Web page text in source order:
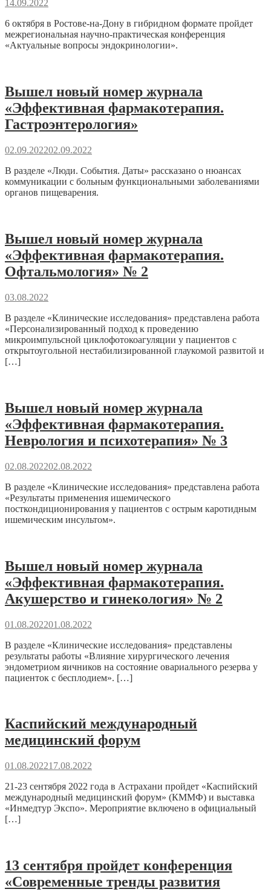
14.09.2022
6 октября в Ростове-на-Дону в гибридном формате пройдет
межрегиональная научно-практическая конференция
«Актуальные вопросы эндокринологии».
Вышел новый номер журнала
«Эффективная фармакотерапия.
Гастроэнтерология»
02.09.202202.09.2022
В разделе «Люди. События. Даты» рассказано о нюансах
коммуникации с больным функциональными заболеваниями
органов пищеварения.
Вышел новый номер журнала
«Эффективная фармакотерапия.
Офтальмология» № 2
03.08.2022
В разделе «Клинические исследования» представлена работа
«Персонализированный подход к проведению
микроимпульсной циклофотокоагуляции у пациентов с
открытоугольной нестабилизированной глаукомой развитой и
[…]
Вышел новый номер журнала
«Эффективная фармакотерапия.
Неврология и психотерапия» № 3
02.08.202202.08.2022
В разделе «Клинические исследования» представлена работа
«Результаты применения ишемического
посткондиционирования у пациентов с острым каротидным
ишемическим инсультом».
Вышел новый номер журнала
«Эффективная фармакотерапия.
Акушерство и гинекология» № 2
01.08.202201.08.2022
В разделе «Клинические исследования» представлены
результаты работы «Влияние хирургического лечения
эндометриом яичников на состояние овариального резерва у
пациенток с бесплодием». […]
Каспийский международный
медицинский форум
01.08.202217.08.2022
21-23 сентября 2022 года в Астрахани пройдет «Каспийский
международный медицинский форум» (КММФ) и выставка
«Инмедтур Экспо». Мероприятие включено в официальный
[…]
13 сентября пройдет конференция
«Современные тренды развития